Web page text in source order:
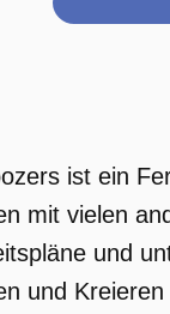
ist ein
mit vielen
und
und